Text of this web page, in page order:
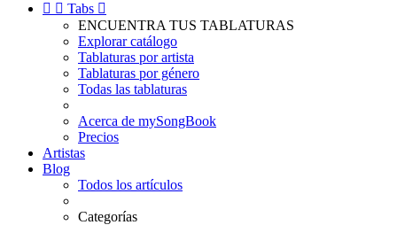
  Tabs 
ENCUENTRA TUS TABLATURAS
Explorar catálogo
Tablaturas por artista
Tablaturas por género
Todas las tablaturas
Acerca de mySongBook
Precios
Artistas
Blog
Todos los artículos
Categorías